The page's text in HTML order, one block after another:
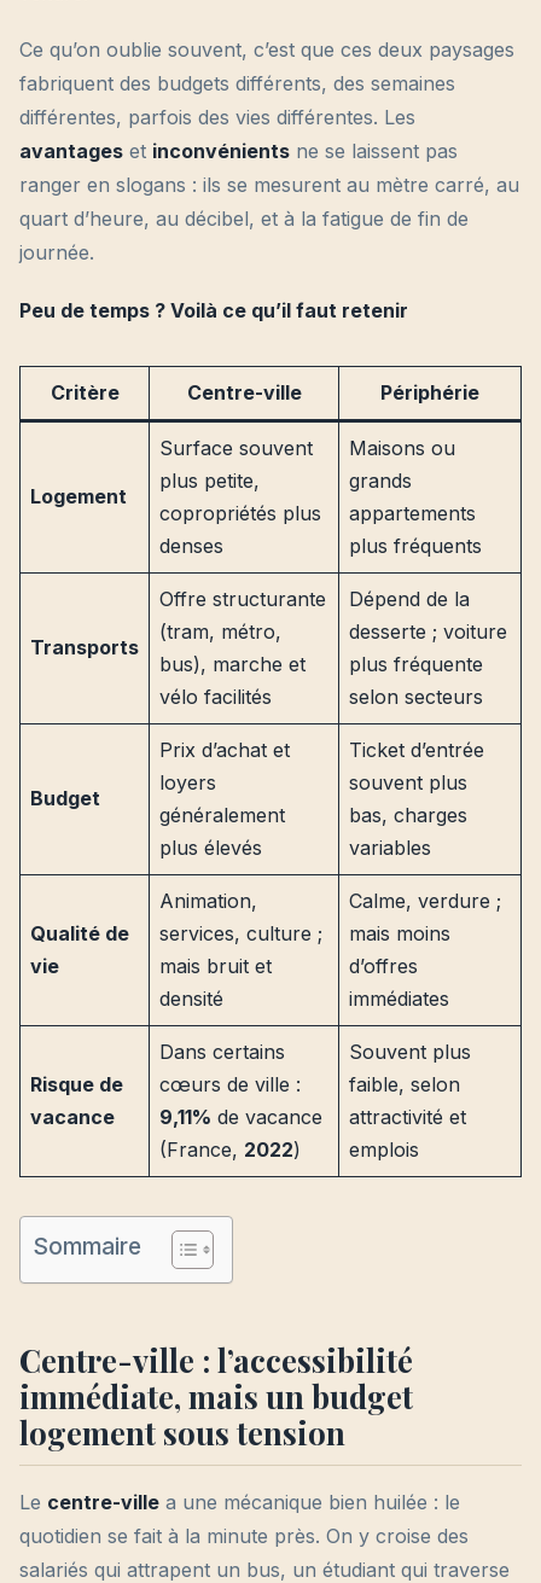
Ce qu’on oublie souvent, c’est que ces deux paysages
fabriquent des budgets différents, des semaines
différentes, parfois des vies différentes. Les
avantages et inconvénients ne se laissent pas
ranger en slogans : ils se mesurent au mètre carré, au
quart d’heure, au décibel, et à la fatigue de fin de
journée.
Peu de temps ? Voilà ce qu’il faut retenir
Critère Centre-ville Périphérie
Logement
Surface souvent
plus petite,
copropriétés plus
denses
Maisons ou
grands
appartements
plus fréquents
Transports
Offre structurante
(tram, métro,
bus), marche et
vélo facilités
Dépend de la
desserte ; voiture
plus fréquente
selon secteurs
Budget
Prix d’achat et
loyers
généralement
plus élevés
Ticket d’entrée
souvent plus
bas, charges
variables
Qualité de
vie
Animation,
services, culture ;
mais bruit et
densité
Calme, verdure ;
mais moins
d’offres
immédiates
Risque de
vacance
Dans certains
cœurs de ville :
9,11% de vacance
(France, 2022)
Souvent plus
faible, selon
attractivité et
emplois
Sommaire
Centre-ville : l’accessibilité
immédiate, mais un budget
logement sous tension
Le centre-ville a une mécanique bien huilée : le
quotidien se fait à la minute près. On y croise des
salariés qui attrapent un bus, un étudiant qui traverse